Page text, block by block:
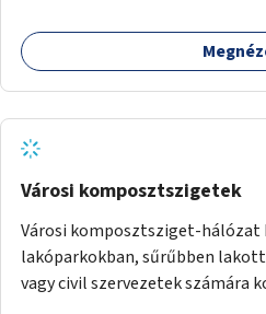
Városi komposztszigetek
Városi komposztsziget-hálózat
lakóparkokban, sűrűbben
vagy civil szervezetek számára